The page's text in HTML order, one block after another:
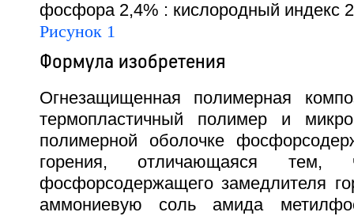
фосфора 2,4% : кислородный индекс
Рисунок 1
Формула изобретения
Огнезащищенная полимерная
термопластичный полимер и
полимерной оболочке
горения, отличающаяся
фосфорсодержащего замедлителя
аммониевую соль амида